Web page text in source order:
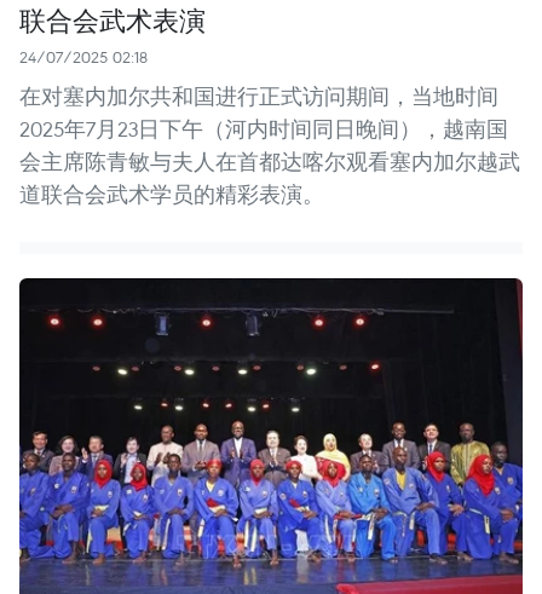
联合会武术表演
24/07/2025 02:18
在对塞内加尔共和国进行正式访问期间，当地时间
2025年7月23日下午（河内时间同日晚间），越南国
会主席陈青敏与夫人在首都达喀尔观看塞内加尔越武
道联合会武术学员的精彩表演。